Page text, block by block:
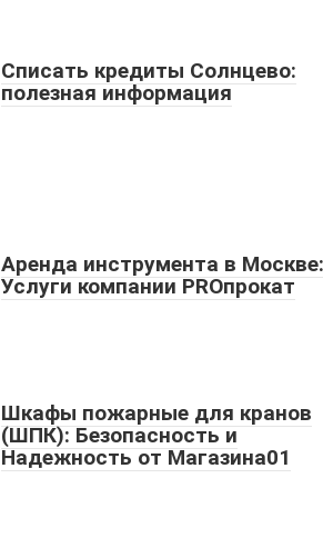
Списать кредиты Солнцево:
полезная информация
Аренда инструмента в Москве:
Услуги компании PROпрокат
Шкафы пожарные для кранов
(ШПК): Безопасность и
Надежность от Магазина01